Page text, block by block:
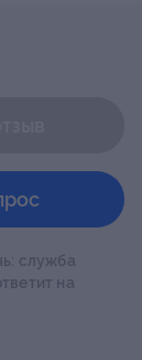
служба
на